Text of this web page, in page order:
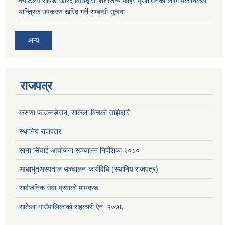
यान्त्रिक उपकरण खरिद गर्ने सम्बन्धी सूचना
अन्य
राजपत्र
करुणा फाउन्नडेसन, साकेला बिचको साझेदारि
स्थानिय राजपत्र
साना सिंचाई आयोजना सञ्चालन निर्देशिका २०८०
आधार्भूतअस्पताल सञ्चालन कार्यविधि (स्थानिय राजपत्र)
सार्वजनिक सेवा प्रवाको मापदण्ड
साकेला गाउँपालिकाको सहकारी ऐन, २०७६